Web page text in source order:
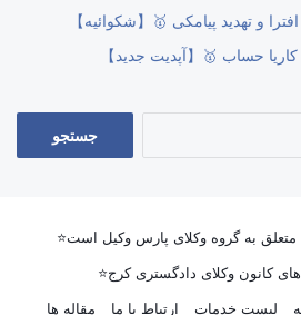
و تهدید پیامکی 🥇【شکوائیه】
حساب 🥇【آپدیت جدید】
به گروه وکلای پارس وکیل است⭐
کانون وکلای دادگستری کرج⭐
لیست خدمات ارتباط با ما مقاله ها